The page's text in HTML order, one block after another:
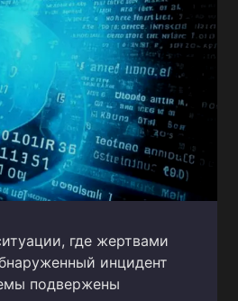
где жертвами
инцидент
подвержены